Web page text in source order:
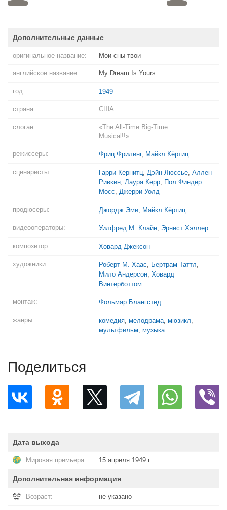
Дополнительные данные
оригинальное название: Мои сны твои
английское название: My Dream Is Yours
год: 1949
страна: США
слоган:
«The All-Time Big-Time
Musical!!»
режиссеры: Фриц Фрилинг, Майкл Кёртиц
сценаристы: Гарри Кернитц, Дэйн Люссье, Аллен
Ривкин, Лаура Керр, Пол Финдер
Мосс, Джерри Уолд
продюсеры: Джордж Эми, Майкл Кёртиц
видеооператоры: Уилфред М. Клайн, Эрнест Хэллер
композитор: Ховард Джексон
художники: Роберт М. Хаас, Бертрам Таттл,
Мило Андерсон, Ховард
Винтерботтом
монтаж: Фольмар Блангстед
жанры: комедия, мелодрама, мюзикл,
мультфильм, музыка
Поделиться
Дата выхода
Мировая премьера: 15 апреля 1949 г.
Дополнительная информация
Возраст: не указано